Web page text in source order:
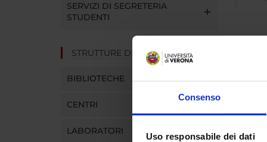
Consenso
Uso responsabile dei dati
SERVIZI DI SEGRETERIA
STUDENTI
STRUTTURE DEL DIPARTIMENTO
BIBLIOTECHE
CENTRI
LABORATORI